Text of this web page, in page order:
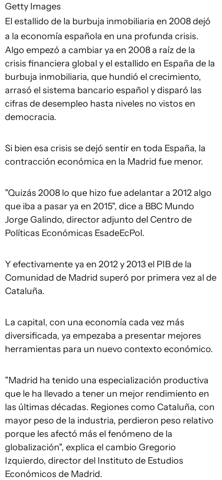
Getty Images
El estallido de la burbuja inmobiliaria en 2008 dejó
a la economía española en una profunda crisis.
Algo empezó a cambiar ya en 2008 a raíz de la
crisis financiera global y el estallido en España de la
burbuja inmobiliaria, que hundió el crecimiento,
arrasó el sistema bancario español y disparó las
cifras de desempleo hasta niveles no vistos en
democracia.
Si bien esa crisis se dejó sentir en toda España, la
contracción económica en la Madrid fue menor.
"Quizás 2008 lo que hizo fue adelantar a 2012 algo
que iba a pasar ya en 2015", dice a BBC Mundo
Jorge Galindo, director adjunto del Centro de
Políticas Económicas EsadeEcPol.
Y efectivamente ya en 2012 y 2013 el PIB de la
Comunidad de Madrid superó por primera vez al de
Cataluña.
La capital, con una economía cada vez más
diversificada, ya empezaba a presentar mejores
herramientas para un nuevo contexto económico.
"Madrid ha tenido una especialización productiva
que le ha llevado a tener un mejor rendimiento en
las últimas décadas. Regiones como Cataluña, con
mayor peso de la industria, perdieron peso relativo
porque les afectó más el fenómeno de la
globalización", explica el cambio Gregorio
Izquierdo, director del Instituto de Estudios
Económicos de Madrid.